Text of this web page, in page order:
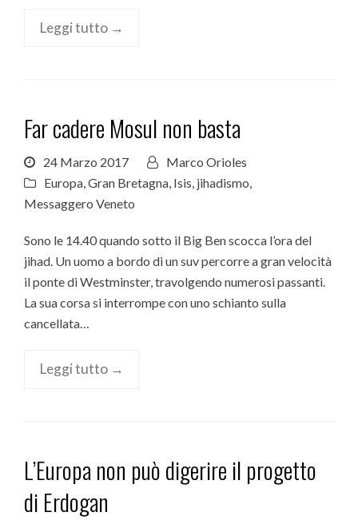
Leggi tutto →
Far cadere Mosul non basta
24 Marzo 2017
Marco Orioles
Europa,Gran Bretagna, Isis, jihadismo,
Messaggero Veneto
Sono le 14.40 quando sotto il Big Ben scocca l’ora del
jihad. Un uomo a bordo di un suv percorre a gran velocità
il ponte di Westminster, travolgendo numerosi passanti.
La sua corsa si interrompe con uno schianto sulla
cancellata…
Leggi tutto →
L’Europa non può digerire il progetto
di Erdogan